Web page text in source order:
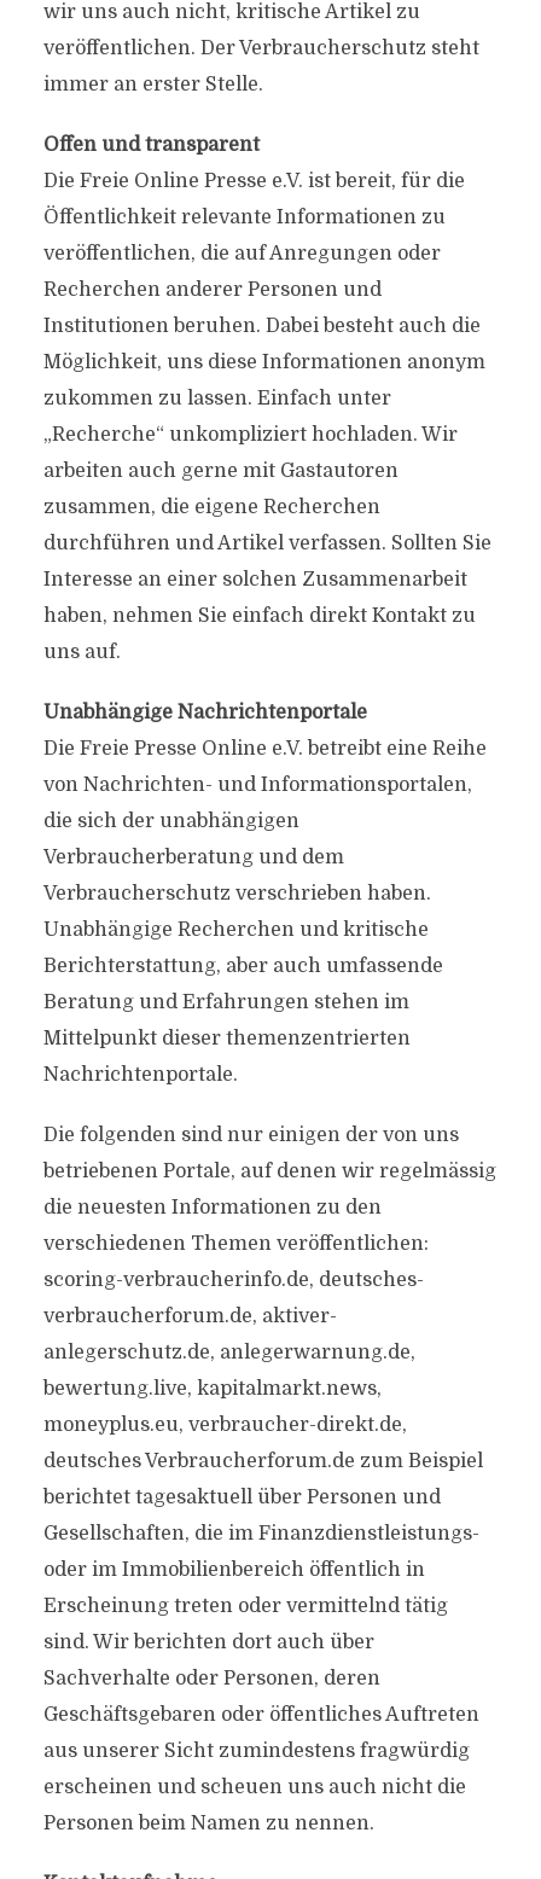
wir uns auch nicht, kritische Artikel zu
veröffentlichen. Der Verbraucherschutz steht
immer an erster Stelle.
Offen und transparent
Die Freie Online Presse e.V. ist bereit, für die
Öffentlichkeit relevante Informationen zu
veröffentlichen, die auf Anregungen oder
Recherchen anderer Personen und
Institutionen beruhen. Dabei besteht auch die
Möglichkeit, uns diese Informationen anonym
zukommen zu lassen. Einfach unter
„Recherche“ unkompliziert hochladen. Wir
arbeiten auch gerne mit Gastautoren
zusammen, die eigene Recherchen
durchführen und Artikel verfassen. Sollten Sie
Interesse an einer solchen Zusammenarbeit
haben, nehmen Sie einfach direkt Kontakt zu
uns auf.
Unabhängige Nachrichtenportale
Die Freie Presse Online e.V. betreibt eine Reihe
von Nachrichten- und Informationsportalen,
die sich der unabhängigen
Verbraucherberatung und dem
Verbraucherschutz verschrieben haben.
Unabhängige Recherchen und kritische
Berichterstattung, aber auch umfassende
Beratung und Erfahrungen stehen im
Mittelpunkt dieser themenzentrierten
Nachrichtenportale.
Die folgenden sind nur einigen der von uns
betriebenen Portale, auf denen wir regelmässig
die neuesten Informationen zu den
verschiedenen Themen veröffentlichen:
scoring-verbraucherinfo.de, deutsches-
verbraucherforum.de, aktiver-
anlegerschutz.de, anlegerwarnung.de,
bewertung.live, kapitalmarkt.news,
moneyplus.eu, verbraucher-direkt.de,
deutsches Verbraucherforum.de zum Beispiel
berichtet tagesaktuell über Personen und
Gesellschaften, die im Finanzdienstleistungs-
oder im Immobilienbereich öffentlich in
Erscheinung treten oder vermittelnd tätig
sind. Wir berichten dort auch über
Sachverhalte oder Personen, deren
Geschäftsgebaren oder öffentliches Auftreten
aus unserer Sicht zumindestens fragwürdig
erscheinen und scheuen uns auch nicht die
Personen beim Namen zu nennen.